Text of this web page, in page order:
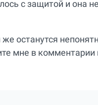
с защитой и она не
останутся
мне в комментарии